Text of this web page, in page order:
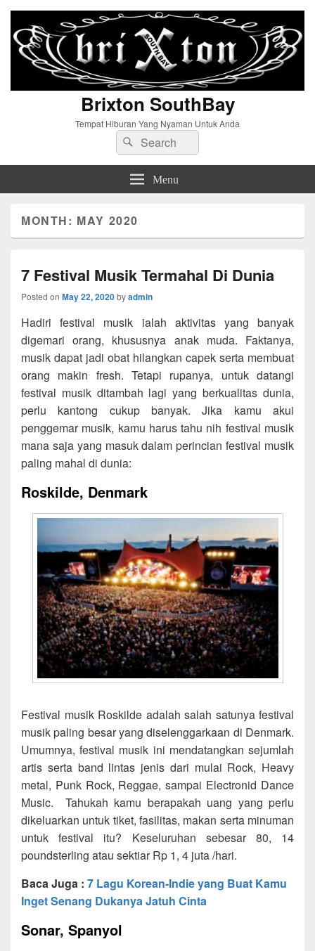
Brixton SouthBay
Tempat Hiburan Yang Nyaman Untuk Anda
Search
for:
Search
Menu
MONTH: MAY 2020
7 Festival Musik Termahal Di Dunia
Posted on May 22, 2020byadmin
Hadiri festival musik ialah aktivitas yang banyak
digemari orang, khususnya anak muda. Faktanya,
musik dapat jadi obat hilangkan capek serta membuat
orang makin fresh. Tetapi rupanya, untuk datangi
festival musik ditambah lagi yang berkualitas dunia,
perlu kantong cukup banyak. Jika kamu akui
penggemar musik, kamu harus tahu nih festival musik
mana saja yang masuk dalam perincian festival musik
paling mahal di dunia:
Roskilde, Denmark
Festival musik Roskilde adalah salah satunya festival
musik paling besar yang diselenggarkaan di Denmark.
Umumnya, festival musik ini mendatangkan sejumlah
artis serta band lintas jenis dari mulai Rock, Heavy
metal, Punk Rock, Reggae, sampai Electronid Dance
Music. Tahukah kamu berapakah uang yang perlu
dikeluarkan untuk tiket, fasilitas, makan serta minuman
untuk festival itu? Keseluruhan sebesar 80, 14
poundsterling atau sektiar Rp 1, 4 juta /hari.
Baca Juga : 7 Lagu Korean-Indie yang Buat Kamu
Inget Senang Dukanya Jatuh Cinta
Sonar, Spanyol